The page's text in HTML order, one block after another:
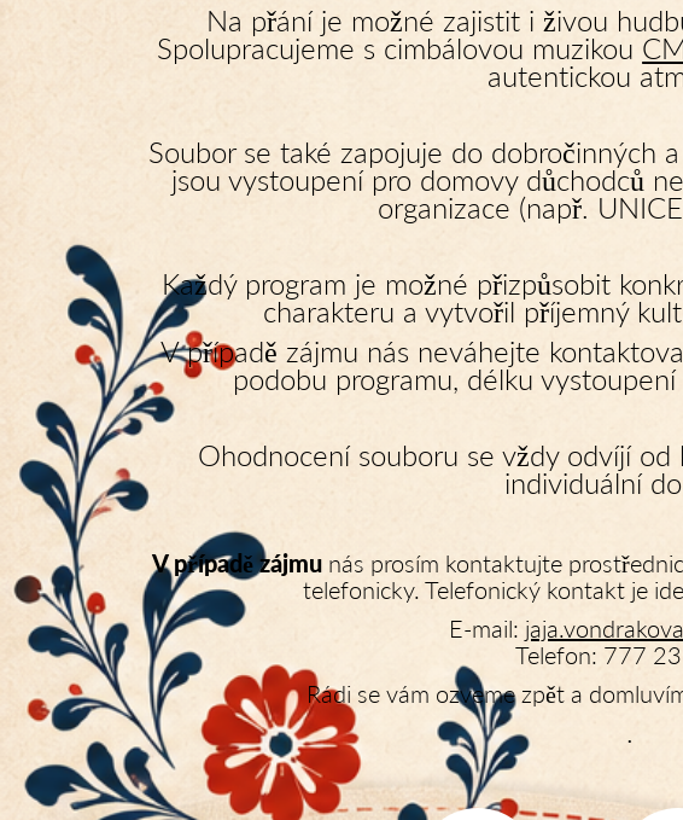
Na přání je možné zajistit i živou
Spolupracujeme s cimbálovou muzikou
autentickou
Soubor se také zapojuje do dobročinných
jsou vystoupení pro domovy důchodců
organizace (např.
Každý program je možné přizpůsobit
charakteru a vytvořil příjemný
V případě zájmu nás neváhejte
podobu programu, délku
Ohodnocení souboru se vždy odvíjí od
individuální
V případě zájmu nás prosím kontaktujte
telefonicky. Telefonický kontakt je
E-mail:
Telefon: 777
Rádi se vám ozveme zpět a
.